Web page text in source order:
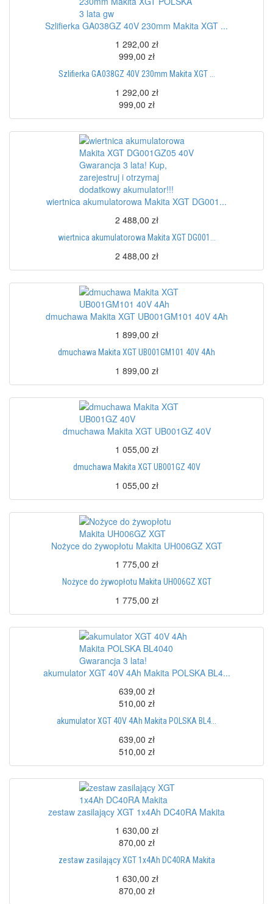
Szlifierka GA038GZ 40V 230mm Makita XGT ...
1 292,00 zł
999,00 zł
Szlifierka GA038GZ 40V 230mm Makita XGT ...
1 292,00 zł
999,00 zł
wiertnica akumulatorowa Makita XGT DG001...
2 488,00 zł
wiertnica akumulatorowa Makita XGT DG001...
2 488,00 zł
dmuchawa Makita XGT UB001GM101 40V 4Ah
1 899,00 zł
dmuchawa Makita XGT UB001GM101 40V 4Ah
1 899,00 zł
dmuchawa Makita XGT UB001GZ 40V
1 055,00 zł
dmuchawa Makita XGT UB001GZ 40V
1 055,00 zł
Nożyce do żywopłotu Makita UH006GZ XGT
1 775,00 zł
Nożyce do żywopłotu Makita UH006GZ XGT
1 775,00 zł
akumulator XGT 40V 4Ah Makita POLSKA BL4...
639,00 zł
510,00 zł
akumulator XGT 40V 4Ah Makita POLSKA BL4...
639,00 zł
510,00 zł
zestaw zasilający XGT 1x4Ah DC40RA Makita
1 630,00 zł
870,00 zł
zestaw zasilający XGT 1x4Ah DC40RA Makita
1 630,00 zł
870,00 zł